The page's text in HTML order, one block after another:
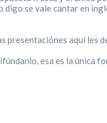
se vale cantar en
presentaciónes aquí les
esa es la única